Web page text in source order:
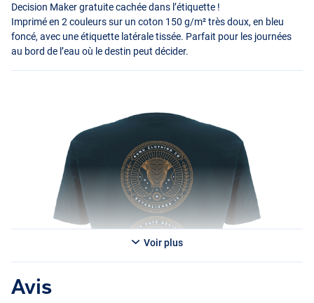
Decision Maker gratuite cachée dans l’étiquette !
Imprimé en 2 couleurs sur un coton 150 g/m² très doux, en bleu
foncé, avec une étiquette latérale tissée. Parfait pour les journées
au bord de l’eau où le destin peut décider.
Voir plus
Avis